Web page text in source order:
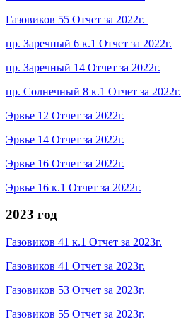
Газовиков 55 Отчет за 2022г.
пр. Заречный 6 к.1 Отчет за 2022г.
пр. Заречный 14 Отчет за 2022г.
пр. Солнечный 8 к.1 Отчет за 2022г.
Эрвье 12 Отчет за 2022г.
Эрвье 14 Отчет за 2022г.
Эрвье 16 Отчет за 2022г.
Эрвье 16 к.1 Отчет за 2022г.
2023 год
Газовиков 41 к.1 Отчет за 2023г.
Газовиков 41 Отчет за 2023г.
Газовиков 53 Отчет за 2023г.
Газовиков 55 Отчет за 2023г.